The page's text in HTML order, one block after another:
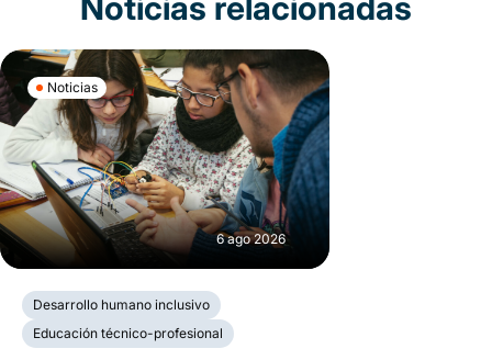
Noticias
6 ago 2026
Desarrollo humano inclusivo
Educación técnico-profesional